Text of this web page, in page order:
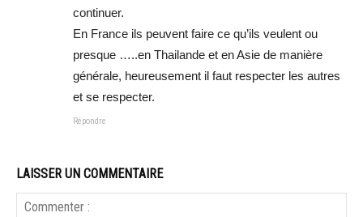
continuer.
En France ils peuvent faire ce qu’ils veulent ou
presque …..en Thailande et en Asie de manière
générale, heureusement il faut respecter les autres
et se respecter.
Répondre
LAISSER UN COMMENTAIRE